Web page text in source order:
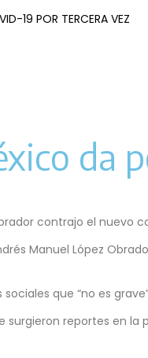
19 POR TERCERA VEZ
da
contrajo el nuevo
Manuel López
que “no es
surgieron reportes en